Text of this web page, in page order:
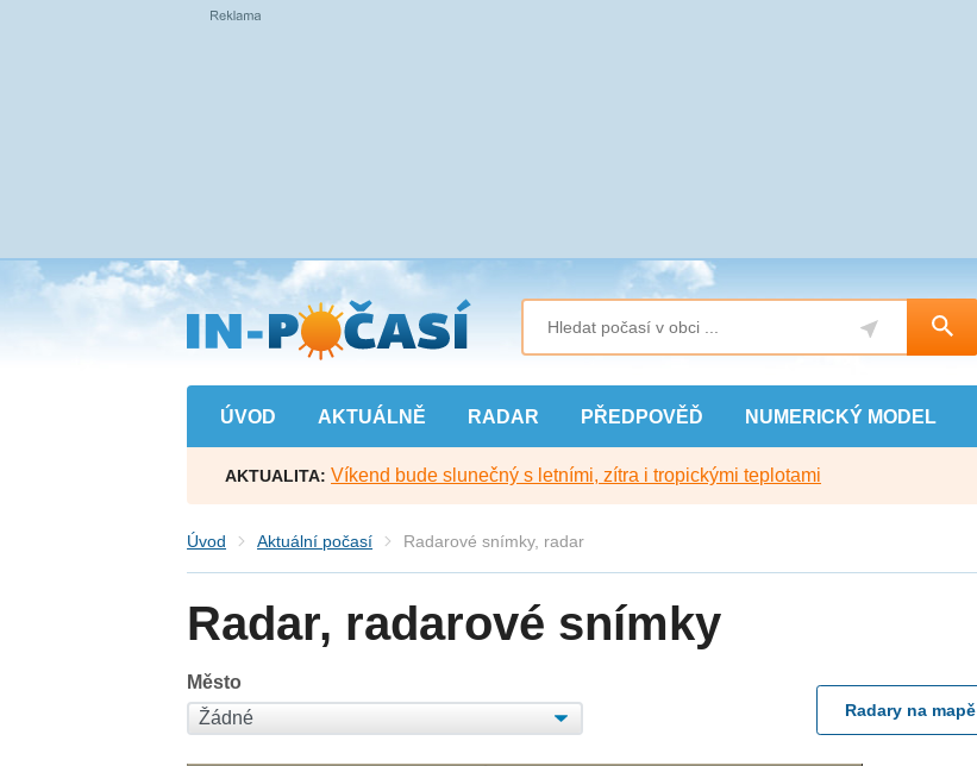
Přejít
na
hlavní
obsah
ÚVOD AKTUÁLNĚ RADAR PŘEDPOVĚĎ NUMERICKÝ MODEL
AKTUALITA: Víkend bude slunečný s letními, zítra i tropickými teplotami
Úvod Aktuální počasí Radarové snímky, radar
Radar, radarové snímky
Město
Radary na mapě